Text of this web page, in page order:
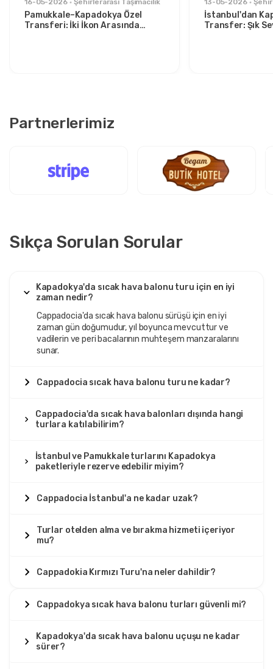
Pamukkale–Kapadokya Özel
Transferi: İki İkon Arasında
İstanbul'dan
Transfer: Şık
Partnerlerimiz
Sıkça Sorulan Sorular
Kapadokya'da sıcak hava balonu turu için en iyi
zaman nedir?
Cappadocia'da sıcak hava balonu sürüşü için en iyi
zaman gün doğumudur, yıl boyunca mevcuttur ve
vadilerin ve peri bacalarının muhteşem manzaralarını
sunar.
Cappadocia sıcak hava balonu turu ne kadar?
Cappadocia'da sıcak hava balonları dışında hangi
turlara katılabilirim?
İstanbul ve Pamukkale turlarını Kapadokya
paketleriyle rezerve edebilir miyim?
Cappadocia İstanbul'a ne kadar uzak?
Turlar otelden alma ve bırakma hizmeti içeriyor
mu?
Cappadokia Kırmızı Turu'na neler dahildir?
Cappadokya sıcak hava balonu turları güvenli mi?
Kapadokya'da sıcak hava balonu uçuşu ne kadar
sürer?